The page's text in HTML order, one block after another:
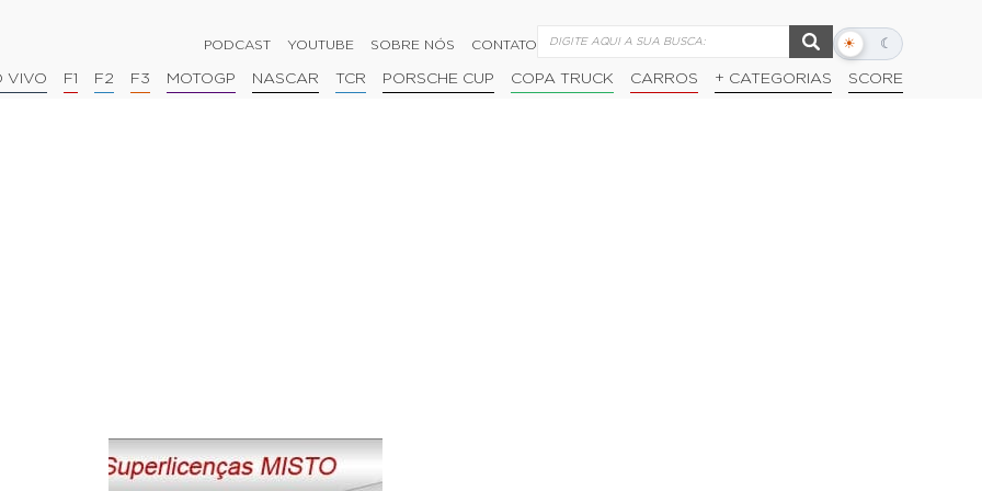
PODCAST YOUTUBE SOBRE NÓS CONTATO ☀ ☾
Alternar
escuro
VIVO F1 F2 F3 MOTOGP NASCAR TCR PORSCHE CUP COPA TRUCK CARROS + CATEGORIAS SCORE